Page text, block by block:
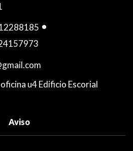
-
u4 Edificio Escorial
Aviso